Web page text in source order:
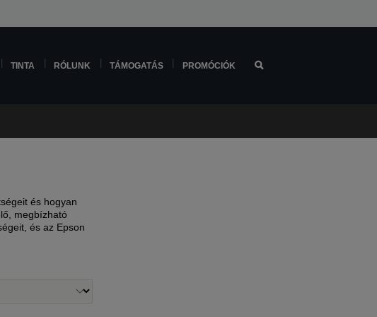
TINTA RÓLUNK TÁMOGATÁS PROMÓCIÓK
és hogyan
megbízható
és az Epson